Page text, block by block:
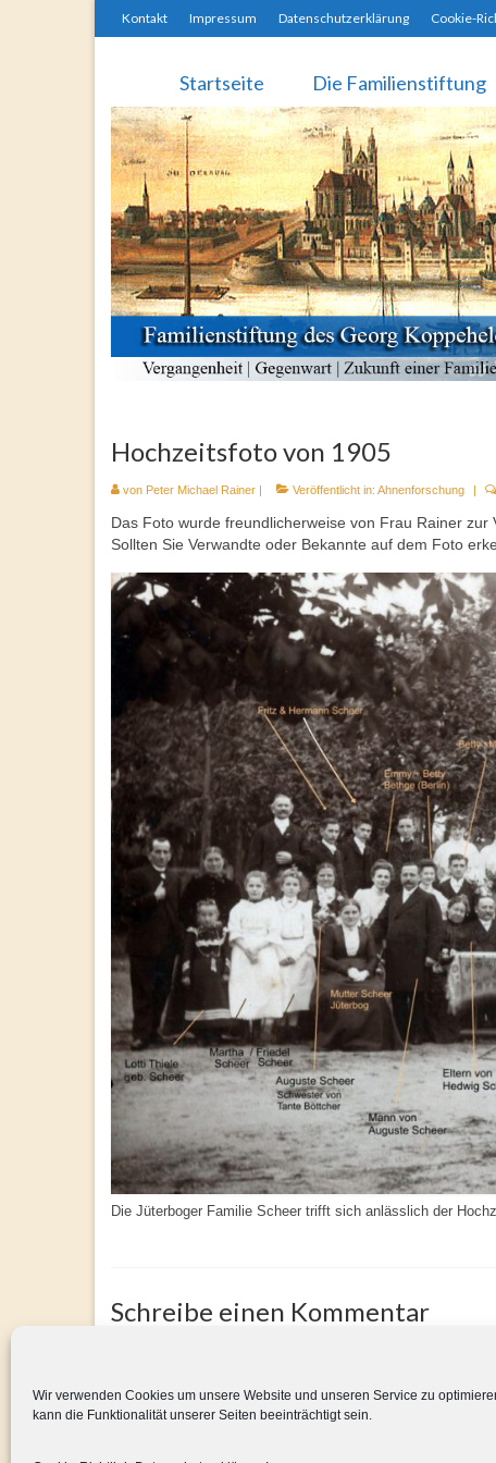
Wir verwenden Cookies um unsere Website und unseren Service zu
kann die Funktionalität unserer Seiten beeinträchtigt sein.
Kontakt Impressum Datenschutzerklärung Cookie-
Startseite Die Familienstiftung
Hochzeitsfoto von 1905
von Peter Michael Rainer | Veröffentlicht in: Ahnenforschung |
Das Foto wurde freundlicherweise von Frau Rainer
Sollten Sie Verwandte oder Bekannte auf dem Foto
Die Jüterboger Familie Scheer trifft sich anlässlich der
Schreibe einen Kommentar